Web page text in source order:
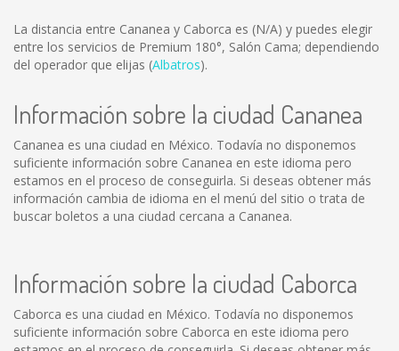
La distancia entre Cananea y Caborca es (N/A) y puedes elegir
entre los servicios de Premium 180°, Salón Cama; dependiendo
del operador que elijas (Albatros).
Información sobre la ciudad Cananea
Cananea es una ciudad en México. Todavía no disponemos
suficiente información sobre Cananea en este idioma pero
estamos en el proceso de conseguirla. Si deseas obtener más
información cambia de idioma en el menú del sitio o trata de
buscar boletos a una ciudad cercana a Cananea.
Información sobre la ciudad Caborca
Caborca es una ciudad en México. Todavía no disponemos
suficiente información sobre Caborca en este idioma pero